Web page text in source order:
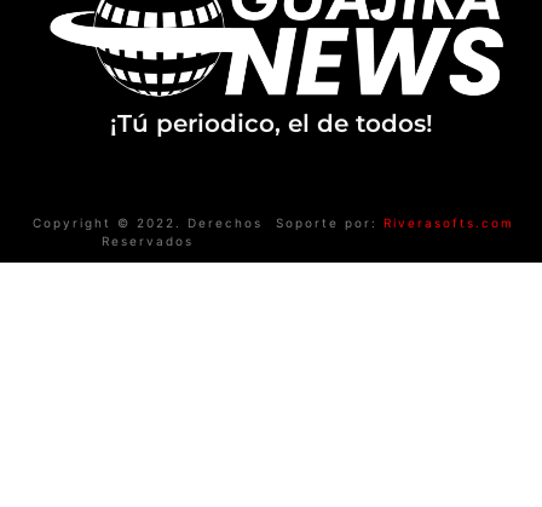
¡Tú periodico, el de todos!
Copyright © 2022. Derechos
Reservados
Soporte por: Riverasofts.com